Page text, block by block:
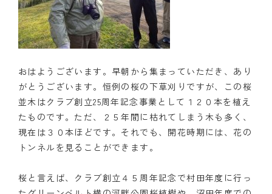
おはようございます。早朝から集まっていただき、あり
がとうございます。恒例の桜の下草刈りですが、この桜
並木はクラブ創立25周年記念事業として１２０本を植え
たものです。ただ、２５年間に枯れてしまう木も多く、
現在は３０本ほどです。それでも、開花時期には、花の
トンネルを見ることができます。
桜と言えば、クラブ創立４５周年記念で村田年度に行っ